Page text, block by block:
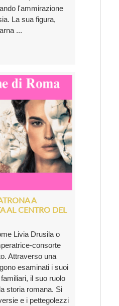
l'ammirazione
La sua figura,
...
A
AL CENTRO DEL
Livia Drusila o
consorte
Attraverso una
esaminati i suoi
il suo ruolo
storia romana. Si
e i pettegolezzi